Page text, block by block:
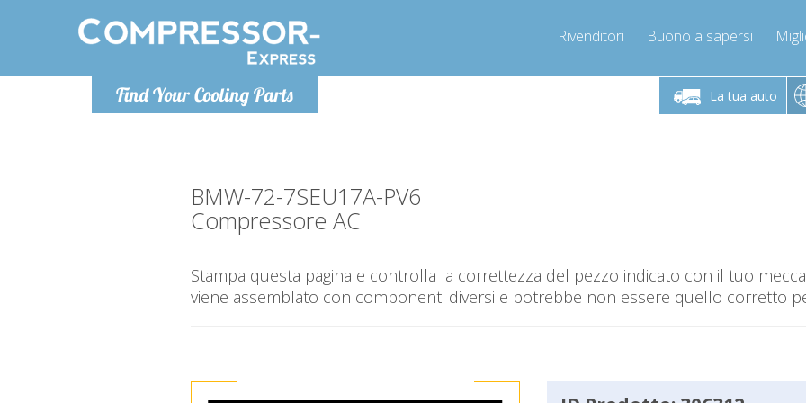
Find Your Cooling Parts
Rivenditori Buono a sapersi
La tua auto
Lunedì-Venerdì 9-12 / 14-17
Chiamaci!
+393278892946
Lunedì-
BMW-72-7SEU17A-PV6
Compressore AC
Stampa questa pagina e controlla la correttezza del pezzo indicato con il tuo
viene assemblato con componenti diversi e potrebbe non essere quello corretto